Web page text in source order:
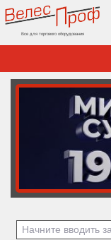
Все для торгового оборудования